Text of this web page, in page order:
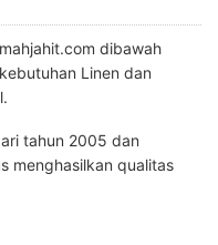
dibawah
Linen dan
tahun 2005 dan
menghasilkan qualitas